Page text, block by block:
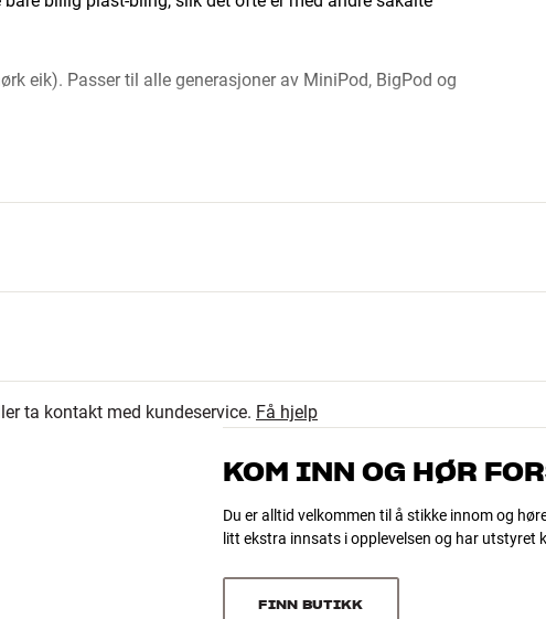
eik). Passer til alle generasjoner av MiniPod, BigPod og
ta kontakt med kundeservice. Få hjelp
KOM INN OG HØR
Du er alltid velkommen til å stikke innom og
litt ekstra innsats i opplevelsen og har utstyret
FINN BUTIKK